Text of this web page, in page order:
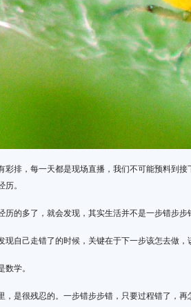
彩排，每一天都是现场直播，我们不可能预料到
历。
历的多了，就会发现，其实生活并不是一步错步步
现自己走错了的时候，关键在于下一步该怎去做，
数学。
，是很残忍的。一步错步步错，只要过程错了，再